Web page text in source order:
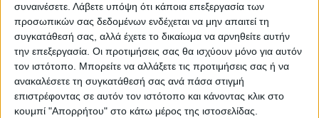
συναινέσετε. Λάβετε υπόψη ότι κάποια επεξεργασία των
προσωπικών σας δεδομένων ενδέχεται να μην απαιτεί τη
συγκατάθεσή σας, αλλά έχετε το δικαίωμα να αρνηθείτε αυτήν
την επεξεργασία. Οι προτιμήσεις σας θα ισχύουν μόνο για αυτόν
τον ιστότοπο. Μπορείτε να αλλάξετε τις προτιμήσεις σας ή να
ανακαλέσετε τη συγκατάθεσή σας ανά πάσα στιγμή
επιστρέφοντας σε αυτόν τον ιστότοπο και κάνοντας κλικ στο
κουμπί "Απορρήτου" στο κάτω μέρος της ιστοσελίδας.
ΠΑΡΟΜΟΙΑ ΑΡΘΡΑ